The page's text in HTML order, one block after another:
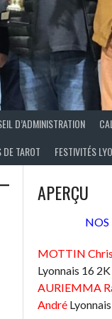
D’ADMINISTRATION
TAROT FESTIVITÉS
APERÇU
NOS
MOTTIN
Lyonnais 16 2K
AURIEMMA
André